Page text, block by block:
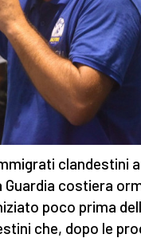
clandestini
costiera
poco prima
che, dopo le